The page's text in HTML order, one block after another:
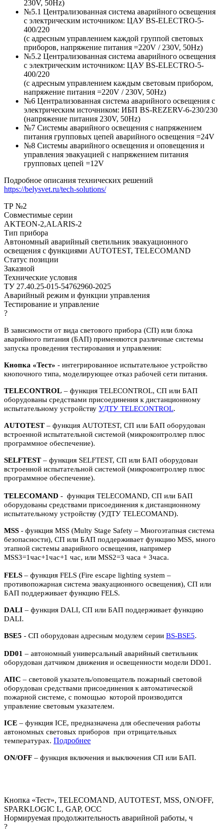
230V, 50Hz)
№5.1 Централизованная система аварийного освещения
с электрическим источником: ЦАУ BS-ELEСTRO-5-
400/220
(c адресным управлением каждой группой световых
приборов, напряжение питания =220V / 230V, 50Hz)
№5.2 Централизованная система аварийного освещения
с электрическим источником: ЦАУ BS-ELEСTRO-5-
400/220
(c адресным управлением каждым световым прибором,
напряжение питания =220V / 230V, 50Hz)
№6 Централизованная система аварийного освещения с
электрическим источником: ИБП BS-REZERV-6-230/230
(напряжение питания 230V, 50Hz)
№7 Системы аварийного освещения с напряжением
питания групповых цепей аварийного освещения =24V
№8 Системы аварийного освещения и оповещения и
управления эвакуацией с напряжением питания
групповых цепей =12V
Подробное описания технических решений
https://belysvet.ru/tech-solutions/
ТР №2
Совместимые серии
AKTEON-2,ALARIS-2
Тип прибора
Автономный аварийный светильник эвакуационного
освещения с функциями AUTOTEST, TELECOMAND
Статус позиции
Заказной
Технические условия
ТУ 27.40.25-015-54762960-2025
Аварийный режим и функции управления
Тестирование и управление
?
В зависимости от вида светового прибора (СП) или блока
аварийного питания (БАП) применяются различные системы
запуска проведения тестирования и управления:
Кнопка «Тест» - интегрированное испытательное устройство
кнопочного типа, моделирующее отказ рабочей сети питания.
TELECONTROL – функция TELECONTROL, СП или БАП
оборудованы средствами присоединения к дистанционному
испытательному устройству УДТУ TELECONTROL.
AUTOTEST – функция AUTOTEST, СП или БАП оборудован
встроенной испытательной системой (микроконтроллер плюс
программное обеспечение).
SELFTEST – функция SELFTEST, СП или БАП оборудован
встроенной испытательной системой (микроконтроллер плюс
программное обеспечение).
TELECOMAND - функция TELECOMAND, СП или БАП
оборудованы средствами присоединения к дистанционному
испытательному устройству (УДТУ TELECOMAND).
MSS - функция MSS (Multy Stage Safety – Многоэтапная система
безопасности), СП или БАП поддерживает функцию MSS, много
этапной системы аварийного освещения, например
MSS3=1час+1час+1 час, или MSS2=3 часа + 3часа.
FELS – функция FELS (Fire escape lighting system –
противопожарная система эвакуационного освещения), СП или
БАП поддерживает функцию FELS.
DALI – функция DALI, СП или БАП поддерживает функцию
DALI.
BSE5 - СП оборудован адресным модулем серии BS-BSE5.
DD01 – автономный универсальный аварийный светильник
оборудован датчиком движения и освещенности модели DD01.
АПС – световой указатель/оповещатель пожарный световой
оборудован средствами присоединения к автоматической
пожарной системе, с помощью которой производится
управление световым указателем.
ICE – функция ICE, предназначена для обеспечения работы
автономных световых приборов при отрицательных
температурах. Подробнее
ON/OFF – функция включения и выключения СП или БАП.
Кнопка «Тест», TELECOMAND, AUTOTEST, MSS, ON/OFF,
SPARKLOGIC L, GAP, OCC
Нормируемая продолжительность аварийной работы, ч
?